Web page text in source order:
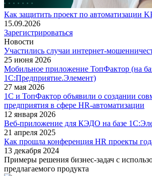
Как защитить проект по автоматизации
15.09.2026
Зарегистрироваться
Новости
Участились случаи интернет-
25 июня 2026
Мобильное приложение ТопФактор (на
1С:Предприятие.Элемент)
27 мая 2026
1С и ТопФактор объявили о создании
предприятия в сфере HR-автоматизации
12 января 2026
Веб-приложение для КЭДО на базе
21 апреля 2025
Как прошла конференция HR проекты
13 декабря 2024
Примеры решения бизнес-задач с
предлагаемого продукта